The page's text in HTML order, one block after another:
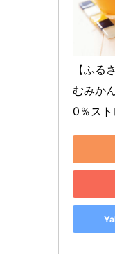
【ふる
むみか
0％ス